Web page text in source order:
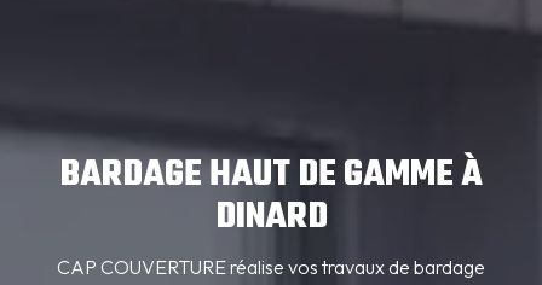
BARDAGE HAUT DE GAMME À
DINARD
CAP COUVERTURE réalise vos travaux de bardage